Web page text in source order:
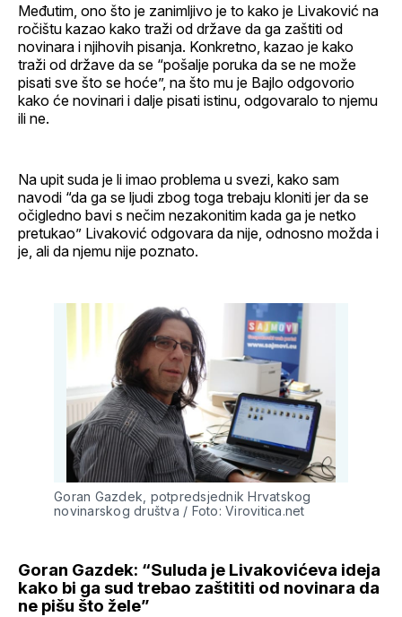
Međutim, ono što je zanimljivo je to kako je Livaković na
ročištu kazao kako traži od države da ga zaštiti od
novinara i njihovih pisanja. Konkretno, kazao je kako
traži od države da se “pošalje poruka da se ne može
pisati sve što se hoće”, na što mu je Bajlo odgovorio
kako će novinari i dalje pisati istinu, odgovaralo to njemu
ili ne.
Na upit suda je li imao problema u svezi, kako sam
navodi “da ga se ljudi zbog toga trebaju kloniti jer da se
očigledno bavi s nečim nezakonitim kada ga je netko
pretukao” Livaković odgovara da nije, odnosno možda i
je, ali da njemu nije poznato.
Goran Gazdek, potpredsjednik Hrvatskog
novinarskog društva / Foto: Virovitica.net
Goran Gazdek: “Suluda je Livakovićeva ideja
kako bi ga sud trebao zaštititi od novinara da
ne pišu što žele”